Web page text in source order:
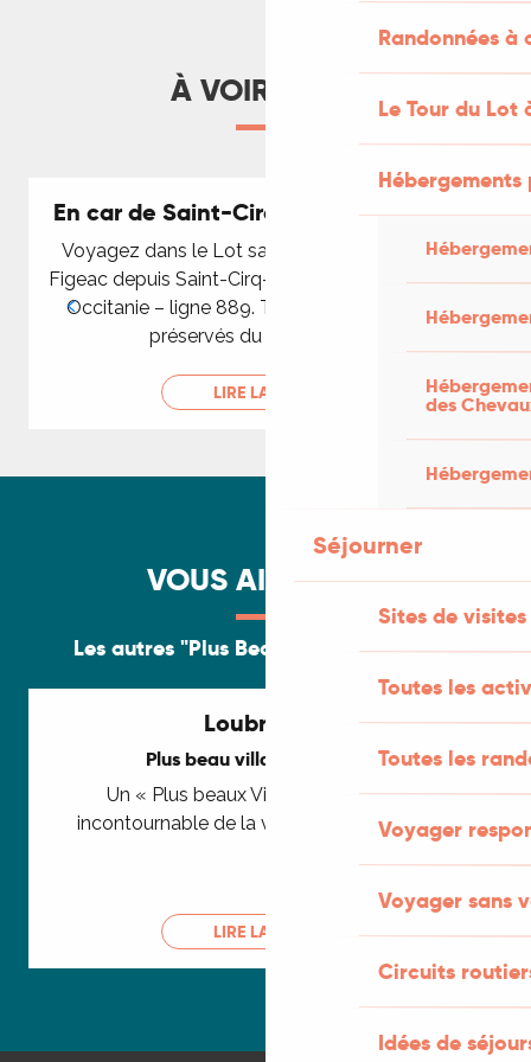
Randonnées
Le Tour du Lot
des
Séjourner
Sites de visites
Toutes les
Toutes les
Voyager
Voyager sans
Circuits
Idées de
À VOIR AUSSI
En car de Saint-Cirq-Lapopie à Figeac
Voyagez dans le Lot sans voiture en rejoignant
Figeac depuis Saint-Cirq-Lapopie grâce au car liO
Occitanie – ligne 889. Traversez les paysages
préservés du Parc naturel...
LIRE LA SUITE
VOUS AIMEREZ...
Les autres "Plus Beaux Villages" du Lot
Loubressac
Plus beau village de France
Un « Plus beaux Villages de France »
incontournable de la vallée de la Dordogne
LIRE LA SUITE